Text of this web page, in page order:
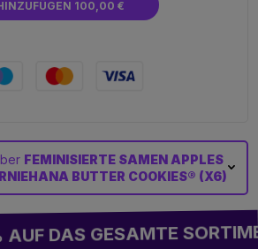
HINZUFÜGEN 100,00 €
FEMINISIERTE SAMEN APPLES
BUTTER COOKIES® (X6)
DAS GESAMTE